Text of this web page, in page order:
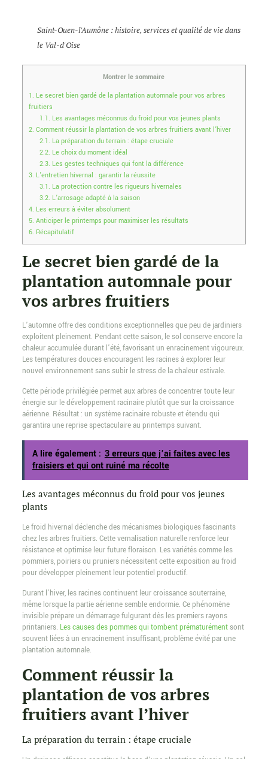
Saint-Ouen-l'Aumône : histoire, services et qualité de vie dans
le Val-d'Oise
Montrer le sommaire
1. Le secret bien gardé de la plantation automnale pour vos arbres
fruitiers
1.1. Les avantages méconnus du froid pour vos jeunes plants
2. Comment réussir la plantation de vos arbres fruitiers avant l’hiver
2.1. La préparation du terrain : étape cruciale
2.2. Le choix du moment idéal
2.3. Les gestes techniques qui font la différence
3. L’entretien hivernal : garantir la réussite
3.1. La protection contre les rigueurs hivernales
3.2. L’arrosage adapté à la saison
4. Les erreurs à éviter absolument
5. Anticiper le printemps pour maximiser les résultats
6. Récapitulatif
Le secret bien gardé de la
plantation automnale pour
vos arbres fruitiers
L’automne offre des conditions exceptionnelles que peu de jardiniers
exploitent pleinement. Pendant cette saison, le sol conserve encore la
chaleur accumulée durant l’été, favorisant un enracinement vigoureux.
Les températures douces encouragent les racines à explorer leur
nouvel environnement sans subir le stress de la chaleur estivale.
Cette période privilégiée permet aux arbres de concentrer toute leur
énergie sur le développement racinaire plutôt que sur la croissance
aérienne. Résultat : un système racinaire robuste et étendu qui
garantira une reprise spectaculaire au printemps suivant.
A lire également : 3 erreurs que j’ai faites avec les
fraisiers et qui ont ruiné ma récolte
Les avantages méconnus du froid pour vos jeunes
plants
Le froid hivernal déclenche des mécanismes biologiques fascinants
chez les arbres fruitiers. Cette vernalisation naturelle renforce leur
résistance et optimise leur future floraison. Les variétés comme les
pommiers, poiriers ou pruniers nécessitent cette exposition au froid
pour développer pleinement leur potentiel productif.
Durant l’hiver, les racines continuent leur croissance souterraine,
même lorsque la partie aérienne semble endormie. Ce phénomène
invisible prépare un démarrage fulgurant dès les premiers rayons
printaniers. Les causes des pommes qui tombent prématurémentsont
souvent liées à un enracinement insuffisant, problème évité par une
plantation automnale.
Comment réussir la
plantation de vos arbres
fruitiers avant l’hiver
La préparation du terrain : étape cruciale